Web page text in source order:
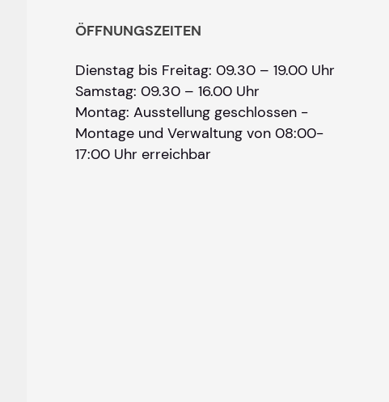
ÖFFNUNGSZEITEN
Dienstag bis Freitag: 09.30 – 19.00 Uhr
Samstag: 09.30 – 16.00 Uhr
Montag: Ausstellung geschlossen -
Montage und Verwaltung von 08:00-
17:00 Uhr erreichbar